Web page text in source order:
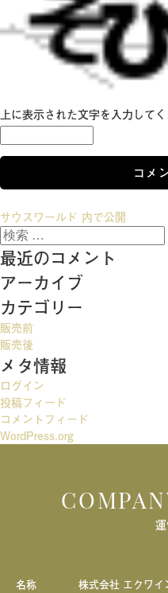
上に表示された文字を入力してく
投
稿
ナ
ビ
ゲ
ー
シ
ョ
ン
サウスワールド 内で公開
検
索:
最近のコメント
アーカイブ
カテゴリー
販売前
販売後
メタ情報
ログイン
投稿フィード
コメントフィード
WordPress.org
名称 株式会社 エクワイ